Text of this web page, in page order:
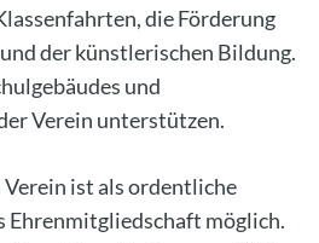
die Förderung
der künstlerischen Bildung.
und
Verein unterstützen.
ist als ordentliche
Ehrenmitgliedschaft möglich.